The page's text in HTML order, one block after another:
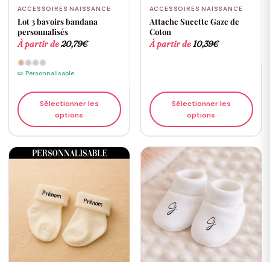
ACCESSOIRES NAISSANCE
Lot 3 bavoirs bandana
personnalisés
À partir de20,79€
✏️ Personnalisable
Sélectionner les
options
ACCESSOIRES NAISSANCE
Attache Sucette Gaze de
Coton
À partir de10,39€
Sélectionner les
options